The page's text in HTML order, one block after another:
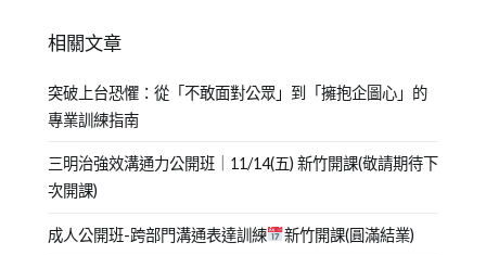
相關文章
突破上台恐懼：從「不敢面對公眾」到「擁抱企圖心」的
專業訓練指南
三明治強效溝通力公開班｜11/14(五) 新竹開課(敬請期待下
次開課)
成人公開班-跨部門溝通表達訓練 新竹開課(圓滿結業)